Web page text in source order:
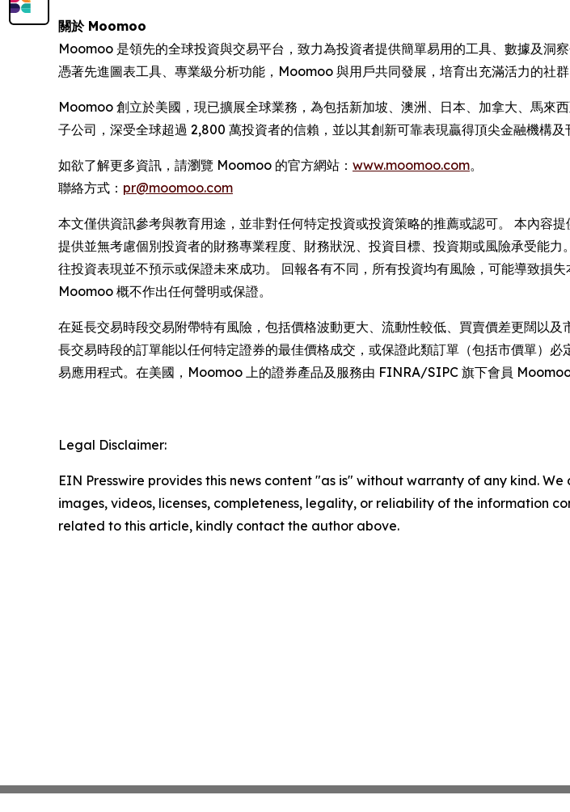
關於 Moomoo
Moomoo 是領先的全球投資與交易平台，致力為投資者提供簡單易用的工具、數據及洞
憑著先進圖表工具、專業級分析功能，Moomoo 與用戶共同發展，培育出充滿活力的社
Moomoo 創立於美國，現已擴展全球業務，為包括新加坡、澳洲、日本、加拿大、馬
子公司，深受全球超過 2,800 萬投資者的信賴，並以其創新可靠表現贏得頂尖金融機構及
如欲了解更多資訊，請瀏覽 Moomoo 的官方網站： www.moomoo.com。
聯絡方式： pr@moomoo.com
本文僅供資訊參考與教育用途，並非對任何特定投資或投資策略的推薦或認可。 本內容
提供並無考慮個別投資者的財務專業程度、財務狀況、投資目標、投資期或風險承受能
往投資表現並不預示或保證未來成功。 回報各有不同，所有投資均有風險，可能導致損
Moomoo 概不作出任何聲明或保證。
在延長交易時段交易附帶特有風險，包括價格波動更大、流動性較低、買賣價差更闊以
長交易時段的訂單能以任何特定證券的最佳價格成交，或保證此類訂單（包括市價單
易應用程式。在美國，Moomoo 上的證券產品及服務由 FINRA/SIPC 旗下會員
Legal Disclaimer:
EIN Presswire provides this news content "as is" without warranty of any kind.
images, videos, licenses, completeness, legality, or reliability of the information
related to this article, kindly contact the author above.